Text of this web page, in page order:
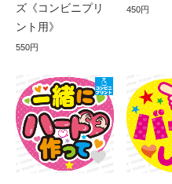
ズ《コンビニプリ
ント用》
550円
450円